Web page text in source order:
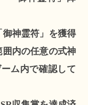
神霊符」を獲得
内の任意の式神
ム内で確認して